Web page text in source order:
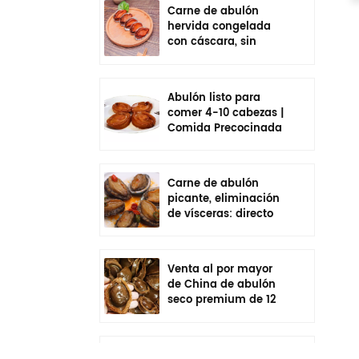
Carne de abulón
hervida congelada
con cáscara, sin
Abulón listo para
comer 4-10 cabezas |
Comida Precocinada
Carne de abulón
picante, eliminación
de vísceras: directo
Venta al por mayor
de China de abulón
seco premium de 12